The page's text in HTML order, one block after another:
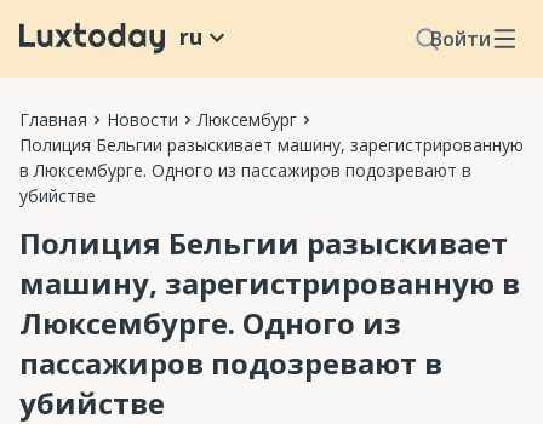
Войти
ru
Главная Новости
Люксембург
Полиция Бельгии разыскивает машину, зарегистрированную
в Люксембурге. Одного из пассажиров подозревают в
убийстве
Полиция Бельгии разыскивает
машину, зарегистрированную в
Люксембурге. Одного из
пассажиров подозревают в
убийстве